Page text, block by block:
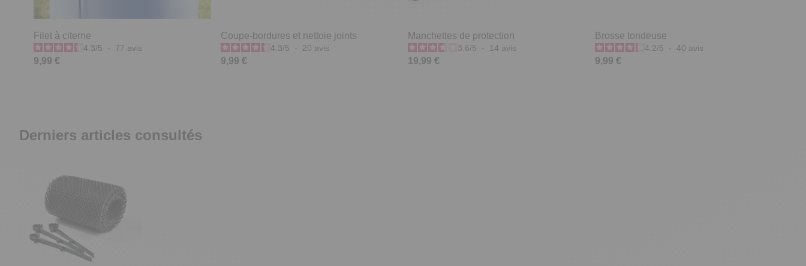
Filet à citerne
4.3/5 - 77 avis
9,99 €
Coupe-bordures et nettoie joints
4.3/5 - 20 avis
9,99 €
Manchettes de protection
3.6/5 - 14 avis
19,99 €
Brosse tondeuse
4.2/5 - 40 avis
9,99 €
Derniers articles consultés